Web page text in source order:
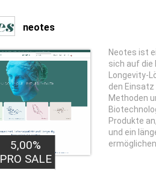
neotes
5,00%
PRO SALE
Neotes ist
sich auf die
Longevity-
den
Methoden
Produkte
und ein
ermöglichen.